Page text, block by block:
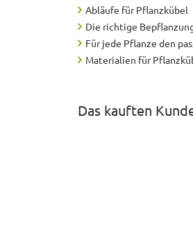
Abläufe für Pflanzkübel
Die richtige
Für jede Pflanze den
Materialien für
Das kauften